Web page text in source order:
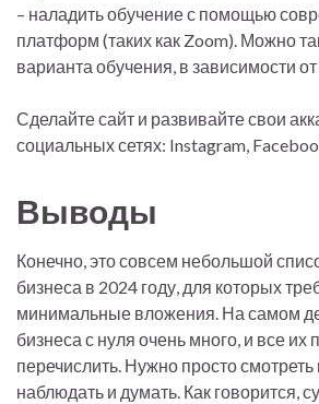
– наладить обучение с помощью
платформ (таких как Zoom). Можно
варианта обучения, в зависимости
Сделайте сайт и развивайте свои
социальных сетях: Instagram,
Выводы
Конечно, это совсем небольшой
бизнеса в 2024 году, для которых
минимальные вложения. На самом
бизнеса с нуля очень много, и все
перечислить. Нужно просто смотреть
наблюдать и думать. Как говорится,